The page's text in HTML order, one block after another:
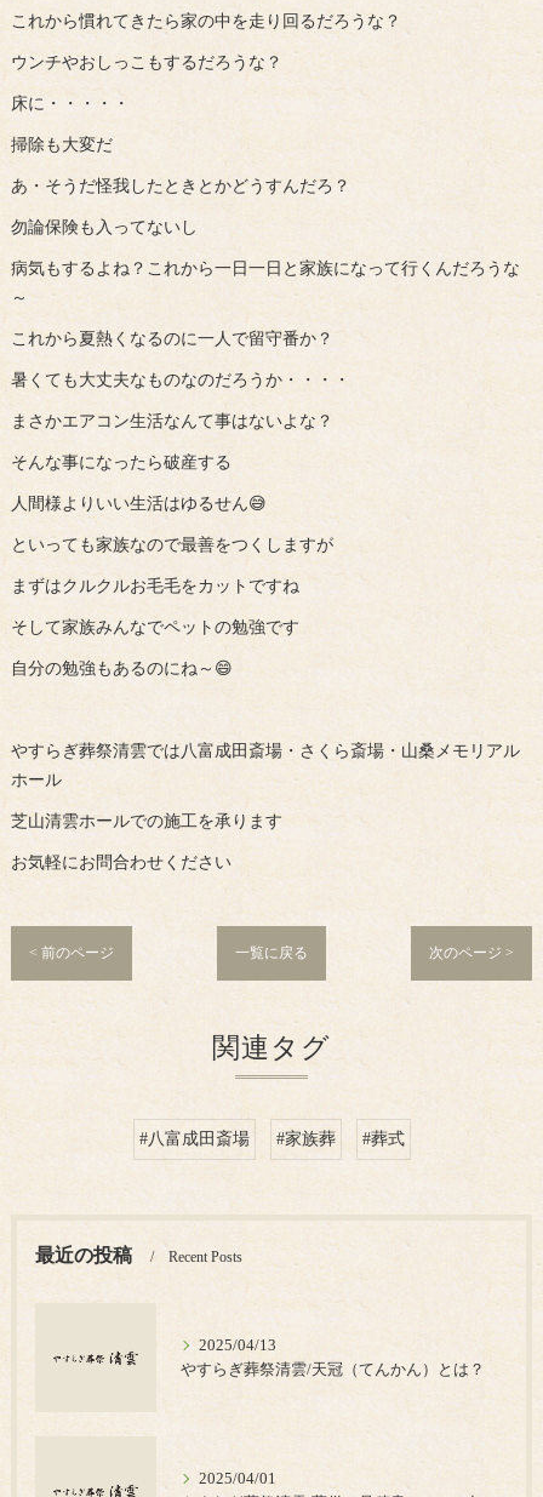
これから慣れてきたら家の中を走り回るだろうな？
ウンチやおしっこもするだろうな？
床に・・・・・
掃除も大変だ
あ・そうだ怪我したときとかどうすんだろ？
勿論保険も入ってないし
病気もするよね？これから一日一日と家族になって行くんだろうな
～
これから夏熱くなるのに一人で留守番か？
暑くても大丈夫なものなのだろうか・・・・
まさかエアコン生活なんて事はないよな？
そんな事になったら破産する
人間様よりいい生活はゆるせん😅
といっても家族なので最善をつくしますが
まずはクルクルお毛毛をカットですね
そして家族みんなでペットの勉強です
自分の勉強もあるのにね～😄
やすらぎ葬祭清雲では八富成田斎場・さくら斎場・山桑メモリアル
ホール
芝山清雲ホールでの施工を承ります
お気軽にお問合わせください
< 前のページ 一覧に戻る 次のページ >
関連タグ
#八富成田斎場 #家族葬 #葬式
最近の投稿 Recent Posts
2025/04/13
やすらぎ葬祭清雲/天冠（てんかん）とは？
2025/04/01